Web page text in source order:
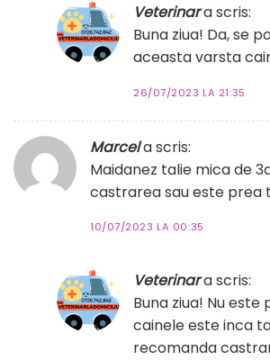
Veterinara scris:
Buna ziua! Da, se
aceasta varsta
26/07/2023 LA 21:35
Marcela scris:
Maidanez talie mica de
castrarea sau este prea
10/07/2023 LA 00:35
Veterinara scris:
Buna ziua! Nu este
cainele este inca
recomanda